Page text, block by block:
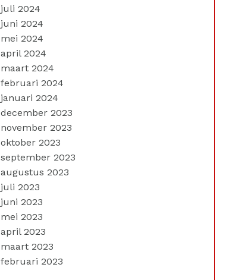
juli 2024
juni 2024
mei 2024
april 2024
maart 2024
februari 2024
januari 2024
december 2023
november 2023
oktober 2023
september 2023
augustus 2023
juli 2023
juni 2023
mei 2023
april 2023
maart 2023
februari 2023